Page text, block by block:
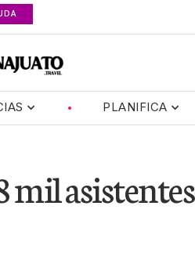
PLANIFICA
mil asistentes